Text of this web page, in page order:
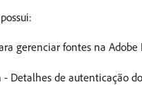
gerenciar fontes na
- Detalhes de autenticação